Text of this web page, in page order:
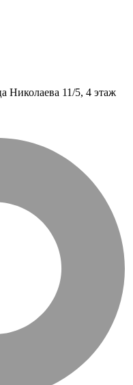
Николаева 11/5, 4 этаж